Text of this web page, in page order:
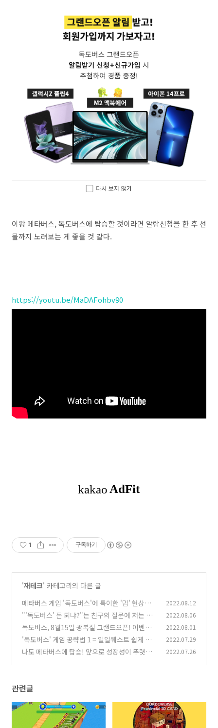
이왕 메타버스, 독도버스에 탑승할 것이라면 알람신청을 한 후 선
물까지 노려보는 게 좋을 것 같다.
https://youtu.be/MaDAFohbv90
1 구독하기
'재테크' 카테고리의 다른 글
메타버스 게임 '독도버스'에 특이한 '밈' 현상이
나타나고 있다! (22.08.15 그랜드오픈기념 만세
정모)
(0)
2022.08.12
"'독도버스' 돈 되냐?"는 친구의 질문에 저는 이
렇게 대답했습니다.
(0)
2022.08.06
독도버스, 8월15일 광복절 그랜드오픈! 이벤트
소식 + 도민권NFT를 가질 수 있는 절호의 찬스
(?) (0)
2022.08.01
'독도버스' 게임 공략법 1 = 일일퀘스트 쉽게 하
는 방법 / 쓰레기처리방법/ '기도의신' 활용방법
2022.07.29
나도 메타버스에 탑승! 앞으로 성장성이 뚜렷한
2022.07.26
관련글